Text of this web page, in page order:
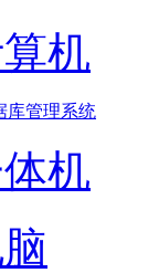
机
库管理系统
机